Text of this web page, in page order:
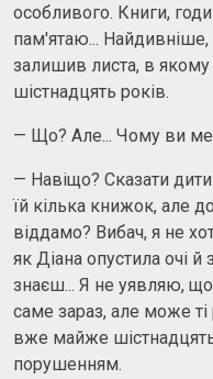
особливого. Книги,
пам'ятаю... Найдивніше,
залишив листа, в якому
шістнадцять років.
— Що? Але... Чому ви
— Навіщо? Сказати
їй кілька книжок, але
віддамо? Вибач, я не
як Діана опустила очі й
знаєш... Я не уявляю, що
саме зараз, але може
вже майже
порушенням.